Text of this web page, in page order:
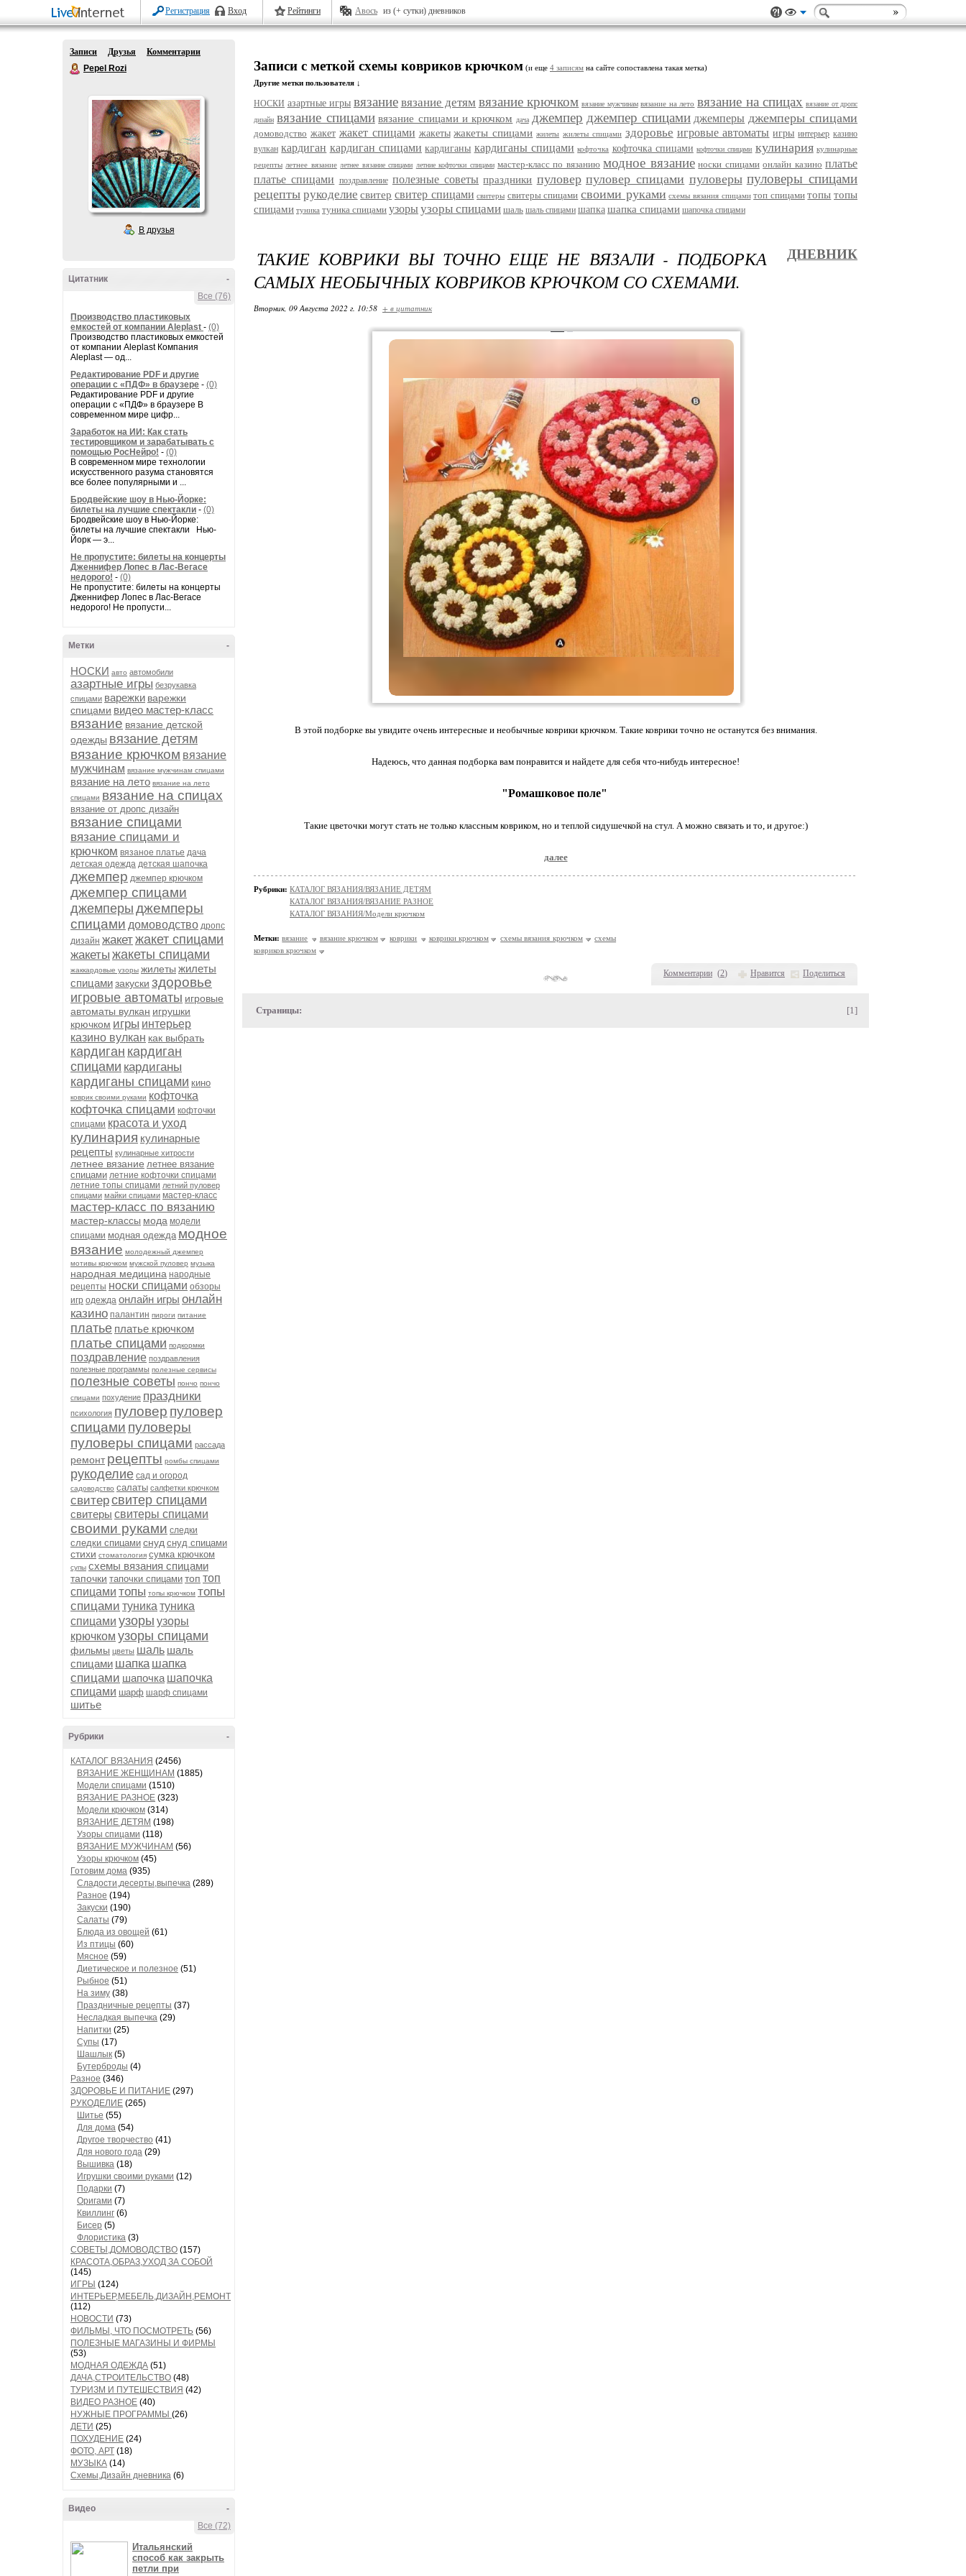
Регистрация Вход Рейтинги Авось из (+ сутки) дневников
Записи Друзья
Комментарии
Pepel Rozi
В друзья
-
Цитатник
Все (76)
Производство пластиковых
емкостей от компании Aleplast - (0)
Производство пластиковых емкостей
от компании Aleplast Компания
Aleplast — од...
Редактирование PDF и другие
операции с «ПДФ» в браузере - (0)
Редактирование PDF и другие
операции с «ПДФ» в браузере В
современном мире цифр...
Заработок на ИИ: Как стать
тестировщиком и зарабатывать с
помощью РосНейро! - (0)
В современном мире технологии
искусственного разума становятся
все более популярными и ...
Бродвейские шоу в Нью-Йорке:
билеты на лучшие спектакли - (0)
Бродвейские шоу в Нью-Йорке:
билеты на лучшие спектакли Нью-
Йорк — э...
Не пропустите: билеты на концерты
Дженнифер Лопес в Лас-Вегасе
недорого! - (0)
Не пропустите: билеты на концерты
Дженнифер Лопес в Лас-Вегасе
недорого! Не пропусти...
-
Метки
НОСКИ авто автомобили
азартные игры безрукавка
спицами варежки варежки
спицами видео мастер-класс
вязание вязание детской
одежды вязание детям
вязание крючком вязание
мужчинам вязание мужчинам спицами
вязание на лето вязание на лето
спицами вязание на спицах
вязание от дропс дизайн
вязание спицами
вязание спицами и
крючком вязаное платье дача
детская одежда детская шапочка
джемпер джемпер крючком
джемпер спицами
джемперы джемперы
спицами домоводство дропс
дизайн жакетжакет спицами
жакеты жакеты спицами
жаккардовые узоры жилеты жилеты
спицамизакуски здоровье
игровые автоматы игровые
автоматы вулкан игрушки
крючком игры интерьер
казино вулкан как выбрать
кардиган кардиган
спицами кардиганы
кардиганы спицами кино
коврик своими руками кофточка
кофточка спицами кофточки
спицами красота и уход
кулинария кулинарные
рецепты кулинарные хитрости
летнее вязание летнее вязание
спицами летние кофточки спицами
летние топы спицами летний пуловер
спицами майки спицами мастер-класс
мастер-класс по вязанию
мастер-классы мода модели
спицами модная одежда модное
вязание молодежный джемпер
мотивы крючком мужской пуловер музыка
народная медицина народные
рецепты носки спицами обзоры
игр одежда онлайн игры онлайн
казино палантин пироги питание
платье платье крючком
платье спицами подкормки
поздравление поздравления
полезные программы полезные сервисы
полезные советы пончо пончо
спицами похудение праздники
психология пуловер пуловер
спицами пуловеры
пуловеры спицами рассада
ремонт рецепты ромбы спицами
рукоделие сад и огород
садоводство салаты салфетки крючком
свитерсвитер спицами
свитеры свитеры спицами
своими руками следки
следки спицами снуд снуд спицами
стихи стоматология сумка крючком
супы схемы вязания спицами
тапочки тапочки спицами топ топ
спицами топы топы крючком топы
спицами туника туника
спицами узоры узоры
крючком узоры спицами
фильмы цветы шаль шаль
спицами шапка шапка
спицами шапочка шапочка
спицами шарф шарф спицами
шитье
-
Рубрики
КАТАЛОГ ВЯЗАНИЯ (2456)
ВЯЗАНИЕ ЖЕНЩИНАМ (1885)
Модели спицами (1510)
ВЯЗАНИЕ РАЗНОЕ (323)
Модели крючком (314)
ВЯЗАНИЕ ДЕТЯМ (198)
Узоры спицами (118)
ВЯЗАНИЕ МУЖЧИНАМ (56)
Узоры крючком (45)
Готовим дома (935)
Сладости,десерты,выпечка (289)
Разное (194)
Закуски (190)
Салаты (79)
Блюда из овощей (61)
Из птицы (60)
Мясное (59)
Диетическое и полезное (51)
Рыбное (51)
На зиму (38)
Праздничные рецепты (37)
Несладкая выпечка (29)
Напитки (25)
Супы (17)
Шашлык (5)
Бутерброды (4)
Разное (346)
ЗДОРОВЬЕ И ПИТАНИЕ (297)
РУКОДЕЛИЕ (265)
Шитье (55)
Для дома (54)
Другое творчество (41)
Для нового года (29)
Вышивка (18)
Игрушки своими руками (12)
Подарки (7)
Оригами (7)
Квиллинг (6)
Бисер (5)
Флористика (3)
СОВЕТЫ,ДОМОВОДСТВО (157)
КРАСОТА,ОБРАЗ,УХОД ЗА СОБОЙ
(145)
ИГРЫ (124)
ИНТЕРЬЕР,МЕБЕЛЬ,ДИЗАЙН,РЕМОНТ
(112)
НОВОСТИ (73)
ФИЛЬМЫ, ЧТО ПОСМОТРЕТЬ (56)
ПОЛЕЗНЫЕ МАГАЗИНЫ И ФИРМЫ
(53)
МОДНАЯ ОДЕЖДА (51)
ДАЧА,СТРОИТЕЛЬСТВО (48)
ТУРИЗМ И ПУТЕШЕСТВИЯ (42)
ВИДЕО РАЗНОЕ (40)
НУЖНЫЕ ПРОГРАММЫ (26)
ДЕТИ (25)
ПОХУДЕНИЕ (24)
ФОТО, АРТ (18)
МУЗЫКА (14)
Схемы,Дизайн дневника (6)
-
Видео
Все (72)
Итальянский
способ как закрыть
петли при
Записи с меткой схемы ковриков крючком (и еще 4 записям на сайте сопоставлена такая метка)
Другие метки пользователя ↓
НОСКИ азартные игры вязание вязание детям вязание крючком вязание мужчинам вязание на лето вязание на спицах вязание от дропс
дизайн вязание спицами вязание спицами и крючком дача джемпер джемпер спицами джемперы джемперы спицами
домоводство жакет жакет спицами жакеты жакеты спицами жилеты жилеты спицами здоровье игровые автоматы игры интерьер казино
вулкан кардиган кардиган спицами кардиганы кардиганы спицами кофточка кофточка спицами кофточки спицами кулинария кулинарные
рецепты летнее вязание летнее вязание спицами летние кофточки спицами мастер-класс по вязанию модное вязание носки спицами онлайн казино платье
платье спицами поздравление полезные советы праздники пуловер пуловер спицами пуловеры пуловеры спицами
рецепты рукоделие свитер свитер спицами свитеры свитеры спицами своими руками схемы вязания спицами топ спицами топы топы
спицами туника туника спицами узоры узоры спицами шаль шаль спицами шапка шапка спицами шапочка спицами
Комментарии (2) Нравится Поделиться
ТАКИЕ КОВРИКИ ВЫ ТОЧНО ЕЩЕ НЕ ВЯЗАЛИ - ПОДБОРКА
САМЫХ НЕОБЫЧНЫХ КОВРИКОВ КРЮЧКОМ СО СХЕМАМИ.
ДНЕВНИК
Вторник, 09 Августа 2022 г. 10:58 + в цитатник
В этой подборке вы увидите очень интересные и необычные коврики крючком. Такие коврики точно не останутся без внимания.
Надеюсь, что данная подборка вам понравится и найдете для себя что-нибудь интересное!
"Ромашковое поле"
Такие цветочки могут стать не только классным ковриком, но и теплой сидушечкой на стул. А можно связать и то, и другое:)
далее
Рубрики: КАТАЛОГ ВЯЗАНИЯ/ВЯЗАНИЕ ДЕТЯМ
КАТАЛОГ ВЯЗАНИЯ/ВЯЗАНИЕ РАЗНОЕ
КАТАЛОГ ВЯЗАНИЯ/Модели крючком
Метки: вязание вязание крючком коврики коврики крючком схемы вязания крючком
схемы
ковриков крючком
Страницы: [1]